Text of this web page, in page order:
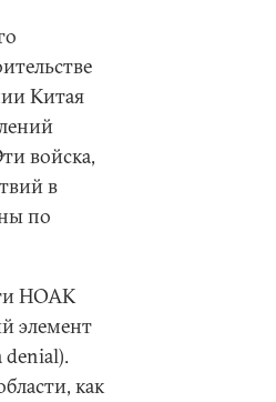
Китая
войска,
в
по
НОАК
элемент
denial).
как